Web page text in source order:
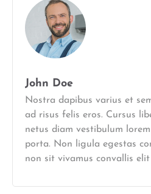
John Doe
Nostra dapibus varius et
ad risus felis eros. Cursus
netus diam vestibulum
porta. Non ligula egestas
non sit vivamus convallis elit